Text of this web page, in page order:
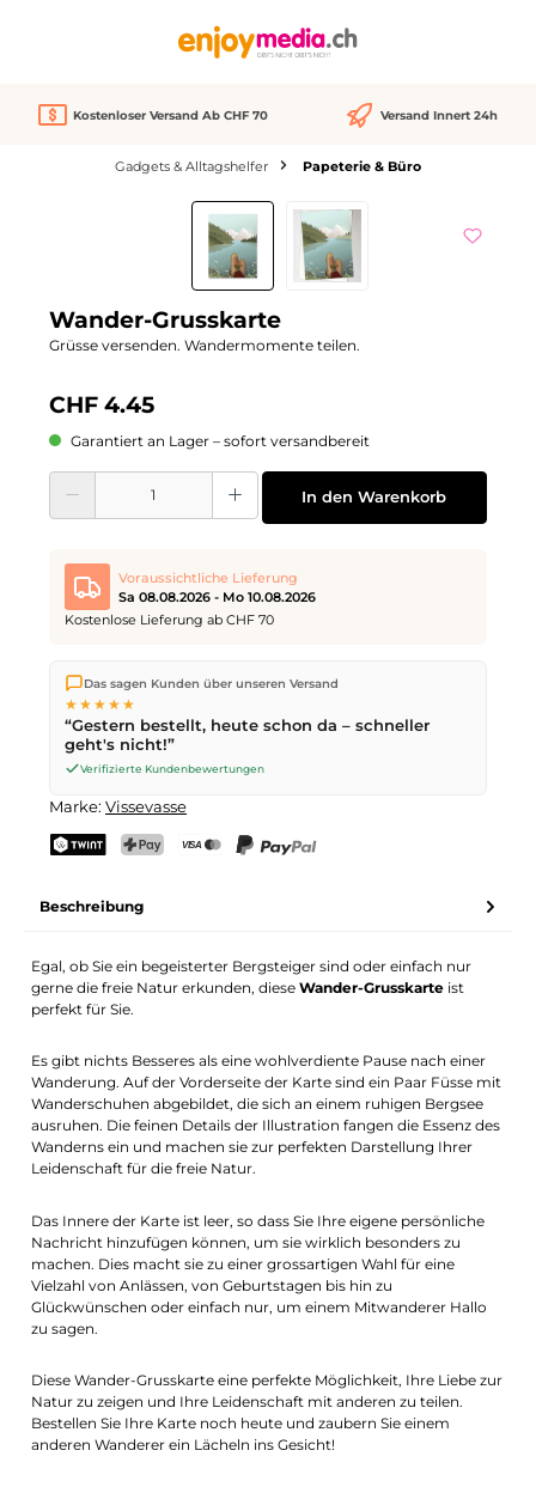
Kostenloser Versand Ab CHF 70 Versand Innert 24h
Gadgets & Alltagshelfer Papeterie & Büro
Bildergalerie überspringen
Wander-Grusskarte
Grüsse versenden. Wandermomente teilen.
CHF 4.45
Garantiert an Lager – sofort versandbereit
Produkt Anzahl: Gib den gewünschten Wert ein oder benutze die
In den Warenkorb
Voraussichtliche Lieferung
Sa 08.08.2026 - Mo 10.08.2026
Kostenlose Lieferung ab CHF 70
Wir versenden direkt aus unserem Lager in Kriens. Ab
ist die Lieferung kostenlos. Bestellungen bis
werden noch am selben Tag versendet – Zustellung am
nächsten Werktagmit der Schweizerischen Post.
Samstagszustellung am
bisFreitag, 17 Uhr.
Das sagen Kunden über unseren Versand
★★★★★
“Gestern bestellt, heute schon da – schneller
geht's nicht!”
Verifizierte Kundenbewertungen
Marke: Vissevasse
Beschreibung
Egal, ob Sie ein begeisterter Bergsteiger sind oder einfach nur
gerne die freie Natur erkunden, dieseWander-Grusskarte ist
perfekt für Sie.
Es gibt nichts Besseres als eine wohlverdiente Pause nach einer
Wanderung. Auf der Vorderseite der Karte sind ein Paar Füsse mit
Wanderschuhen abgebildet, die sich an einem ruhigen Bergsee
ausruhen. Die feinen Details der Illustration fangen die Essenz des
Wanderns ein und machen sie zur perfekten Darstellung Ihrer
Leidenschaft für die freie Natur.
Das Innere der Karte ist leer, so dass Sie Ihre eigene persönliche
Nachricht hinzufügen können, um sie wirklich besonders zu
machen. Dies macht sie zu einer grossartigen Wahl für eine
Vielzahl von Anlässen, von Geburtstagen bis hin zu
Glückwünschen oder einfach nur, um einem Mitwanderer Hallo
zu sagen.
Diese Wander-Grusskarte eine perfekte Möglichkeit, Ihre Liebe zur
Natur zu zeigen und Ihre Leidenschaft mit anderen zu teilen.
Bestellen Sie Ihre Karte noch heute und zaubern Sie einem
anderen Wanderer ein Lächeln ins Gesicht!